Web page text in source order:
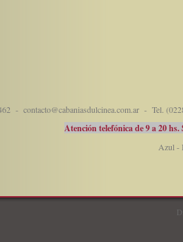
- contacto@cabaniasdulcinea.com.ar - Tel.
Atención telefónica de 9 a 20
Azul -